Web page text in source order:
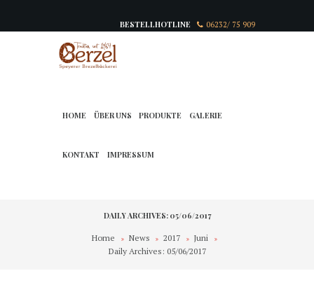
BESTELLHOTLINE 06232/ 75 909
HOME ÜBER UNS PRODUKTE GALERIE
KONTAKT IMPRESSUM
DAILY ARCHIVES: 05/06/2017
Home News 2017
Juni
Daily Archives: 05/06/2017